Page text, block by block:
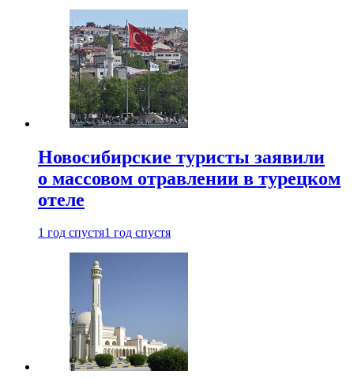
Новосибирские туристы заявили
о массовом отравлении в турецком
отеле
1 год спустя1 год спустя